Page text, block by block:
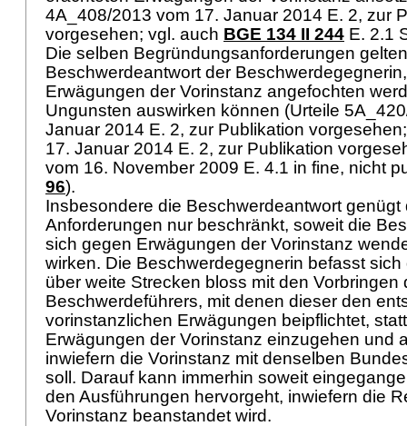
4A_408/2013 vom 17. Januar 2014 E. 2, zur
vorgesehen; vgl. auch BGE 134 II 244 E. 2.1
Die selben Begründungsanforderungen
Beschwerdeantwort der
Erwägungen der Vorinstanz angefochten
Ungunsten auswirken können (Urteile
Januar 2014 E. 2, zur Publikation
17. Januar 2014 E. 2, zur Publikation
vom 16. November 2009 E. 4.1 in fine, nicht
96).
Insbesondere die Beschwerdeantwort genügt
Anforderungen nur beschränkt, soweit die
sich gegen Erwägungen der Vorinstanz
wirken. Die Beschwerdegegnerin befasst
über weite Strecken bloss mit den Vorbringen
Beschwerdeführers, mit denen dieser den
vorinstanzlichen Erwägungen beipflichtet,
Erwägungen der Vorinstanz einzugehen und
inwiefern die Vorinstanz mit denselben
soll. Darauf kann immerhin soweit
den Ausführungen hervorgeht, inwiefern die
Vorinstanz beanstandet wird.